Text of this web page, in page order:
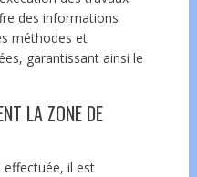
des informations
méthodes et
garantissant ainsi le
LA ZONE DE
effectuée, il est